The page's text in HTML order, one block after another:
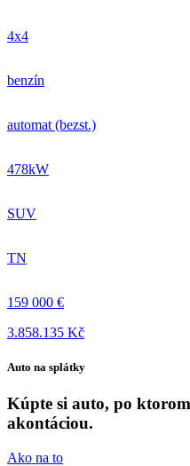
4x4
benzín
automat (bezst.)
478kW
SUV
TN
159 000 €
3.858.135 Kč
Auto na splátky
Kúpte si auto, po
akontáciou.
Ako na to